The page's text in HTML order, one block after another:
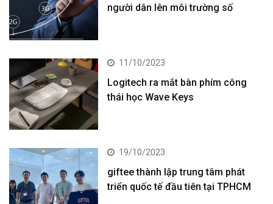
người dân lên môi trường số
11/10/2023
Logitech ra mắt bàn phím công
thái học Wave Keys
19/10/2023
giftee thành lập trung tâm phát
triển quốc tế đầu tiên tại TPHCM